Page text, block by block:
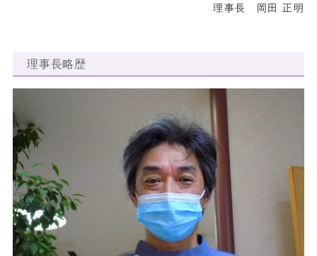
理事長 岡田 正明
理事長略歴